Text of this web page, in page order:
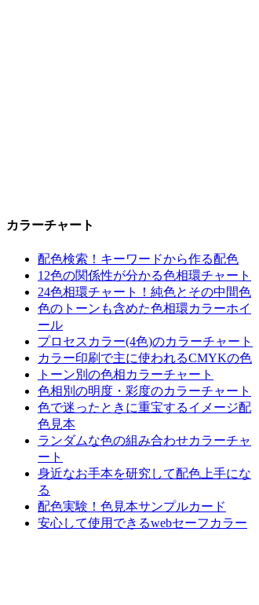
カラーチャート
配色検索！キーワードから作る配色
12色の関係性が分かる色相環チャート
24色相環チャート！純色とその中間色
色のトーンも含めた色相環カラーホイ
ール
プロセスカラー(4色)のカラーチャート
カラー印刷で主に使われるCMYKの色
トーン別の色相カラーチャート
色相別の明度・彩度のカラーチャート
色で迷ったときに重宝するイメージ配
色見本
ランダムな色の組み合わせカラーチャ
ート
身近なお手本を研究して配色上手にな
る
配色実験！色見本サンプルカード
安心して使用できるwebセーフカラー